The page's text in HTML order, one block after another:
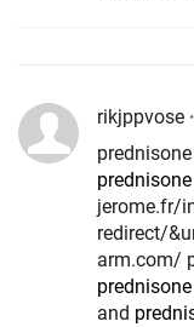
rikjppvose
jerome.fr/
redirect/
arm.com/
and